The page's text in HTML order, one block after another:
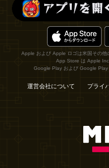
Apple および Apple ロゴは米国その他
App Store は Apple
Google Play および Google Play
運営会社について プライ